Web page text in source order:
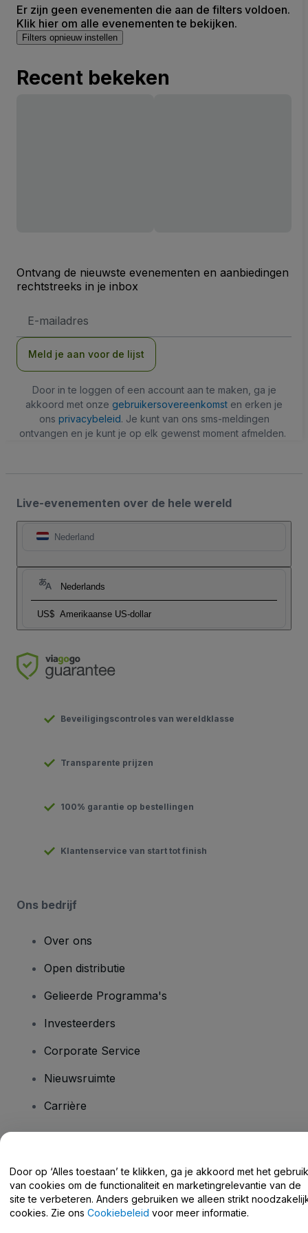
Er zijn geen evenementen die aan de filters voldoen.
Klik hier om alle evenementen te bekijken.
Filters opnieuw instellen
Recent bekeken
Ontvang de nieuwste evenementen en aanbiedingen
rechtstreeks in je inbox
mailadres
Meld je aan voor de lijst
Door in te loggen of een account aan te maken, ga je
akkoord met onze gebruikersovereenkomst en erken je
ons privacybeleid. Je kunt van ons sms-meldingen
ontvangen en je kunt je op elk gewenst moment afmelden.
Live-evenementen over de hele wereld
Nederland
Nederlands
US$ Amerikaanse US-dollar
Beveiligingscontroles van wereldklasse
Transparente prijzen
100% garantie op bestellingen
Klantenservice van start tot finish
Ons bedrijf
Over ons
Open distributie
Gelieerde Programma's
Investeerders
Corporate Service
Nieuwsruimte
Carrière
Helpcentrum / Neem Contact Met Ons Op
Door op ‘Alles toestaan’ te klikken, ga je akkoord met het gebruik
van cookies om de functionaliteit en marketingrelevantie van de
site te verbeteren. Anders gebruiken we alleen strikt
cookies. Zie ons Cookiebeleid voor meer informatie.